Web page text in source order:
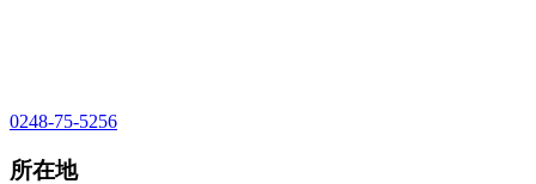
0248-75-5256
所在地